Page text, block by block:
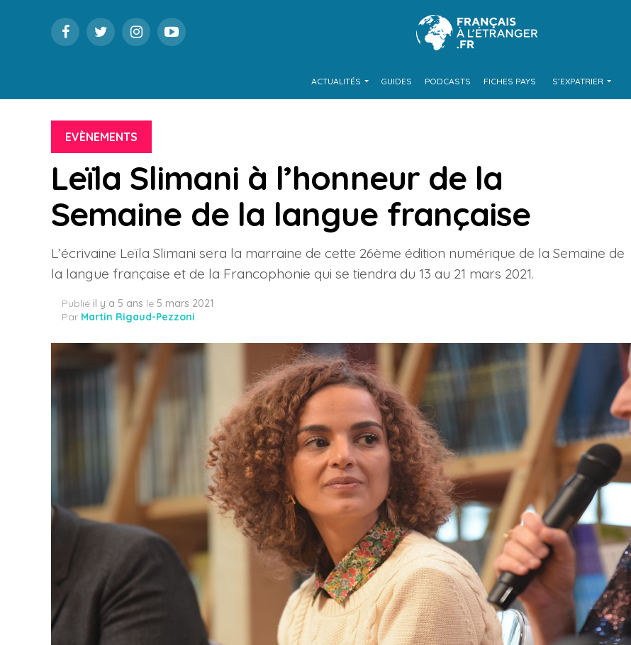
ACTUALITÉS GUIDES PODCASTS FICHES PAYS S’EXPATRIER
EVÈNEMENTS
Leïla Slimani à l’honneur de la
Semaine de la langue française
L’écrivaine Leïla Slimani sera la marraine de cette 26ème édition numérique de la Semaine de
la langue française et de la Francophonie qui se tiendra du 13 au 21 mars 2021.
Publié il y a 5 ans le 5 mars 2021
Par Martin Rigaud-Pezzoni